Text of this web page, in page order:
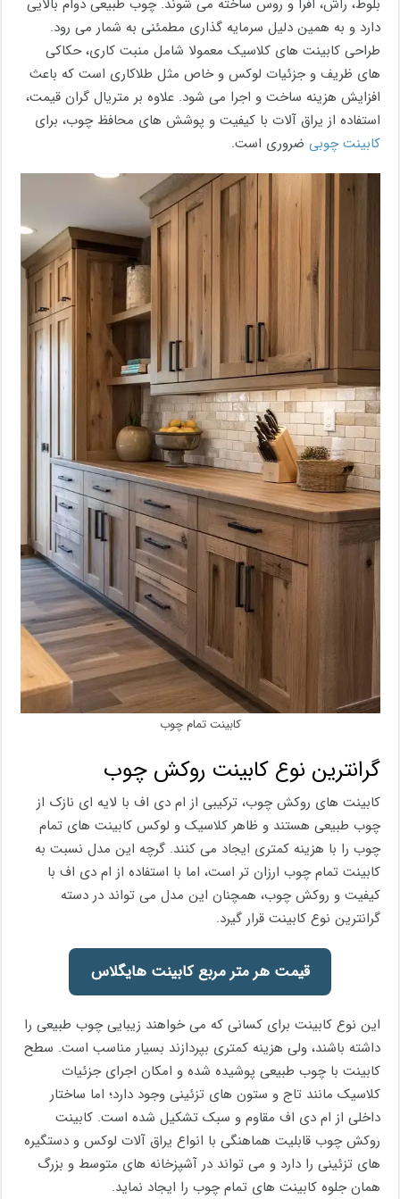
بلوط، راش، افرا و روس ساخته می شوند. چوب طبیعی دوام بالایی
دارد و به همین دلیل سرمایه گذاری مطمئنی به شمار می رود.
طراحی کابینت های کلاسیک معمولا شامل منبت کاری، حکاکی
های ظریف و جزئیات لوکس و خاص مثل طلاکاری است که باعث
افزایش هزینه ساخت و اجرا می شود. علاوه بر متریال گران قیمت،
استفاده از یراق آلات با کیفیت و پوشش های محافظ چوب، برای
کابینت چوبی ضروری است.
کابینت تمام چوب
گرانترین نوع کابینت روکش چوب
کابینت های روکش چوب، ترکیبی از ام دی اف با لایه ای نازک از
چوب طبیعی هستند و ظاهر کلاسیک و لوکس کابینت های تمام
چوب را با هزینه کمتری ایجاد می کنند. گرچه این مدل نسبت به
کابینت تمام چوب ارزان تر است، اما با استفاده از ام دی اف با
کیفیت و روکش چوب، همچنان این مدل می تواند در دسته
گرانترین نوع کابینت قرار گیرد.
قیمت هر متر مربع کابینت هایگلاس
این نوع کابینت برای کسانی که می خواهند زیبایی چوب طبیعی را
داشته باشند، ولی هزینه کمتری بپردازند بسیار مناسب است. سطح
کابینت با چوب طبیعی پوشیده شده و امکان اجرای جزئیات
کلاسیک مانند تاج و ستون های تزئینی وجود دارد؛ اما ساختار
داخلی از ام دی اف مقاوم و سبک تشکیل شده است. کابینت
روکش چوب قابلیت هماهنگی با انواع یراق آلات لوکس و دستگیره
های تزئینی را دارد و می تواند در آشپزخانه های متوسط و بزرگ
همان جلوه کابینت های تمام چوب را ایجاد نماید.